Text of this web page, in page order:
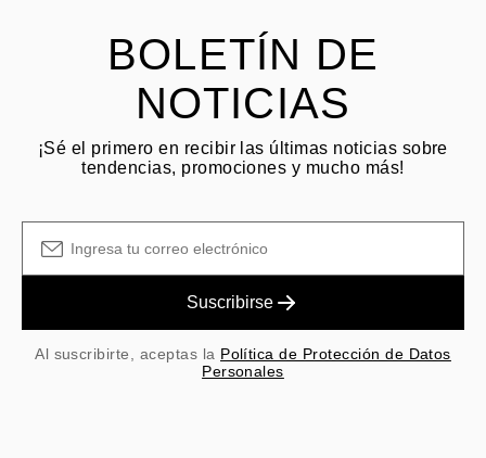
BOLETÍN DE
NOTICIAS
¡Sé el primero en recibir las últimas noticias sobre
tendencias, promociones y mucho más!
Suscribirse
Al suscribirte, aceptas la Política de Protección de Datos
Personales